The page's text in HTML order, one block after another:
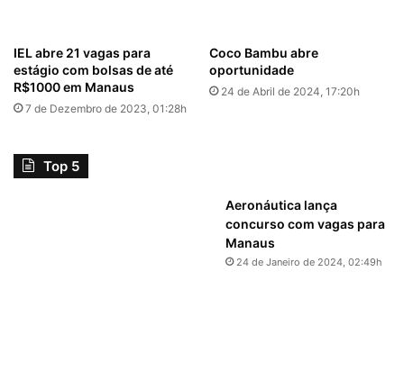
IEL abre 21 vagas para
estágio com bolsas de até
R$1000 em Manaus
7 de Dezembro de 2023, 01:28h
Coco Bambu abre
oportunidade
24 de Abril de 2024, 17:20h
Top 5
Aeronáutica lança
concurso com vagas para
Manaus
24 de Janeiro de 2024, 02:49h